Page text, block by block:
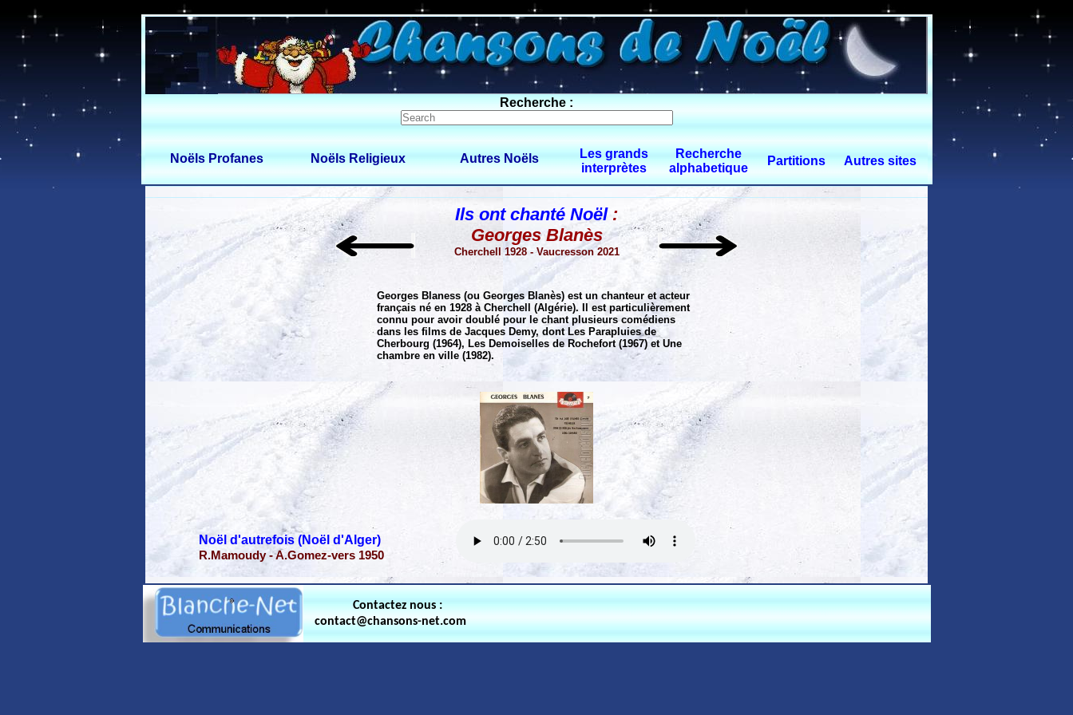
0 $limitbot 1 $limittot 2
Recherche :
Noëls Profanes Noëls Religieux Autres Noëls
Les grands
interprètes
Recherche
alphabetique
Partitions Autres sites
Ils ont chanté Noël:
Georges Blanès
Cherchell 1928 - Vaucresson 2021
Georges Blaness (ou Georges Blanès) est un chanteur et acteur
français né en 1928 à Cherchell (Algérie). Il est particulièrement
connu pour avoir doublé pour le chant plusieurs comédiens
dans les films de Jacques Demy, dont Les Parapluies de
Cherbourg (1964), Les Demoiselles de Rochefort (1967) et Une
chambre en ville (1982).
Noël d'autrefois (Noël d'Alger)
R.Mamoudy - A.Gomez-vers 1950
Contactez nous :
contact@chansons-net.com